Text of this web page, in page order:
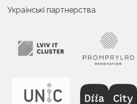
Українські партнерства